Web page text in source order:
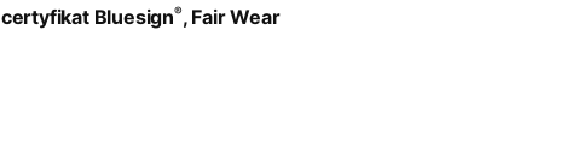
certyfikat Bluesign®, Fair Wear